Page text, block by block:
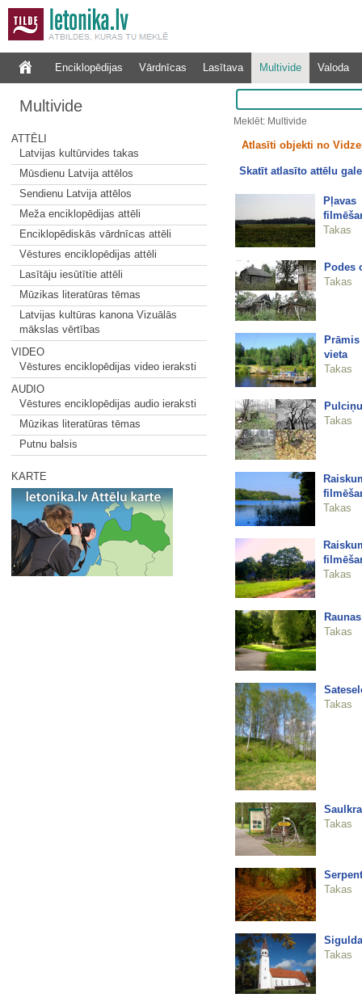
Enciklopēdijas Vārdnīcas Lasītava Multivide Valoda
Multivide
ATTĒLI
Latvijas kultūrvides takas
Mūsdienu Latvija attēlos
Sendienu Latvija attēlos
Meža enciklopēdijas attēli
Enciklopēdiskās vārdnīcas attēli
Vēstures enciklopēdijas attēli
Lasītāju iesūtītie attēli
Mūzikas literatūras tēmas
Latvijas kultūras kanona Vizuālās
mākslas vērtības
VIDEO
Vēstures enciklopēdijas video ieraksti
AUDIO
Vēstures enciklopēdijas audio ieraksti
Mūzikas literatūras tēmas
Putnu balsis
KARTE
Meklēt: Multivide
Atlasīti objekti no
Skatīt atlasīto attēlu
Pļavas
Takas
Podes
Takas
vieta
Takas
Takas
Takas
Takas
Takas
Takas
Takas
Takas
Takas